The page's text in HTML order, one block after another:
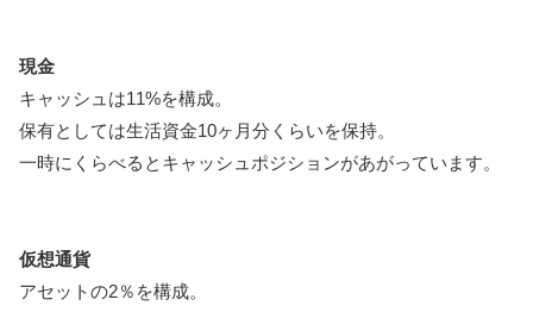
現金
キャッシュは11%を構成。
保有としては生活資金10ヶ月分くらいを保持。
一時にくらべるとキャッシュポジションがあがっています。
仮想通貨
アセットの2％を構成。